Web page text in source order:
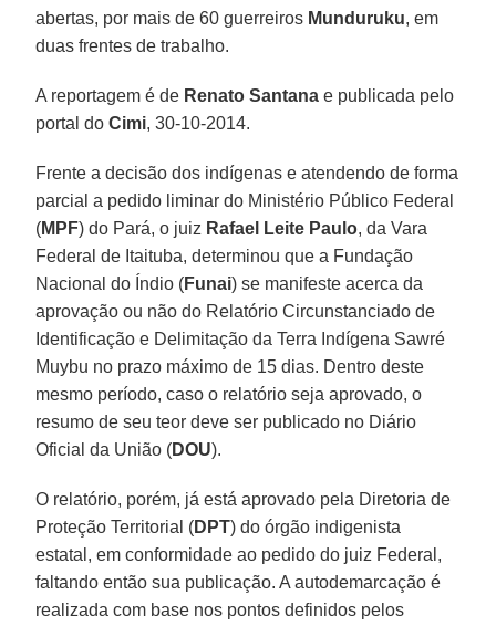
abertas, por mais de 60 guerreiros Munduruku, em
duas frentes de trabalho.
A reportagem é de Renato Santana e publicada pelo
portal doCimi, 30-10-2014.
Frente a decisão dos indígenas e atendendo de forma
parcial a pedido liminar do Ministério Público Federal
(MPF) do Pará, o juiz Rafael Leite Paulo, da Vara
Federal de Itaituba, determinou que a Fundação
Nacional do Índio (Funai) se manifeste acerca da
aprovação ou não do Relatório Circunstanciado de
Identificação e Delimitação da Terra Indígena Sawré
Muybu no prazo máximo de 15 dias. Dentro deste
mesmo período, caso o relatório seja aprovado, o
resumo de seu teor deve ser publicado no Diário
Oficial da União (DOU).
O relatório, porém, já está aprovado pela Diretoria de
Proteção Territorial (DPT) do órgão indigenista
estatal, em conformidade ao pedido do juiz Federal,
faltando então sua publicação. A autodemarcação é
realizada com base nos pontos definidos pelos